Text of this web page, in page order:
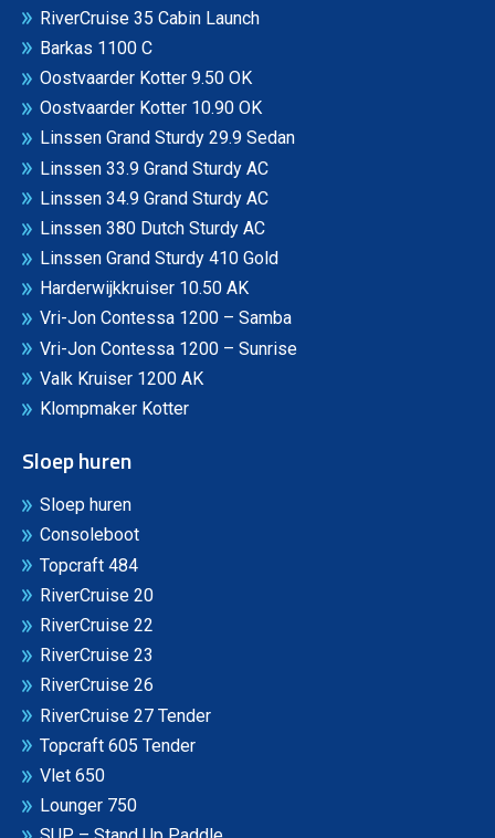
RiverCruise 35 Cabin Launch
Barkas 1100 C
Oostvaarder Kotter 9.50 OK
Oostvaarder Kotter 10.90 OK
Linssen Grand Sturdy 29.9 Sedan
Linssen 33.9 Grand Sturdy AC
Linssen 34.9 Grand Sturdy AC
Linssen 380 Dutch Sturdy AC
Linssen Grand Sturdy 410 Gold
Harderwijkkruiser 10.50 AK
Vri-Jon Contessa 1200 – Samba
Vri-Jon Contessa 1200 – Sunrise
Valk Kruiser 1200 AK
Klompmaker Kotter
Sloep huren
Sloep huren
Consoleboot
Topcraft 484
RiverCruise 20
RiverCruise 22
RiverCruise 23
RiverCruise 26
RiverCruise 27 Tender
Topcraft 605 Tender
Vlet 650
Lounger 750